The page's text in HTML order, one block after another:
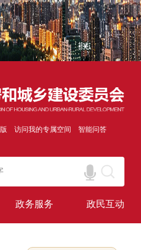
访问我的专属空间 智能问答
政务服务 政民互动